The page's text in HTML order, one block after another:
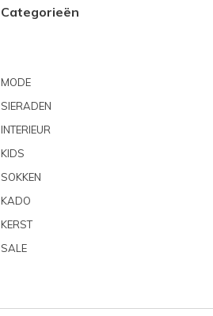
Categorieën
MODE
SIERADEN
INTERIEUR
KIDS
SOKKEN
KADO
KERST
SALE